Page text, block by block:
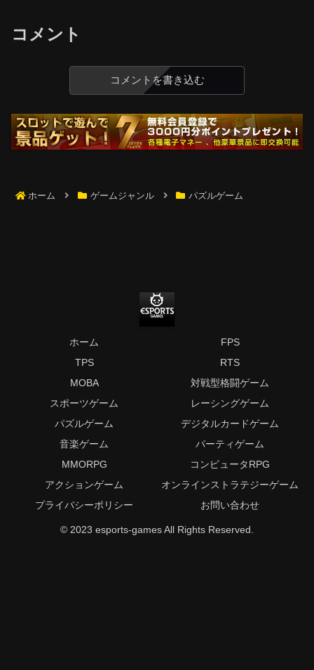
コメント
コメントを書き込む
ホーム ゲームジャンル パズルゲーム
ホーム
FPS
TPS
RTS
MOBA
対戦型格闘ゲーム
スポーツゲーム
レーシングゲーム
パズルゲーム
デジタルカードゲーム
音楽ゲーム
パーティゲーム
MMORPG
コンピュータRPG
アクションゲーム
オンラインストラテジーゲーム
プライバシーポリシー
お問い合わせ
© 2023 esports-games All Rights Reserved.